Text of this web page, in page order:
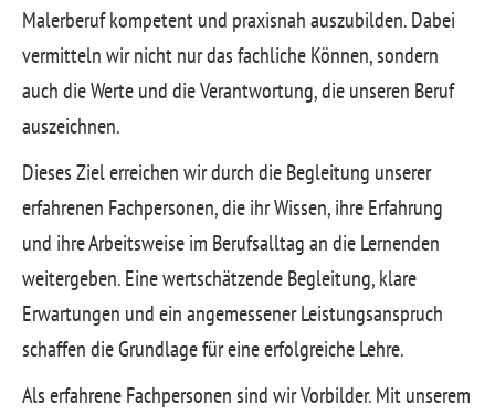
Malerberuf kompetent und praxisnah auszubilden. Dabei
vermitteln wir nicht nur das fachliche Können, sondern
auch die Werte und die Verantwortung, die unseren Beruf
auszeichnen.
Dieses Ziel erreichen wir durch die Begleitung unserer
erfahrenen Fachpersonen, die ihr Wissen, ihre Erfahrung
und ihre Arbeitsweise im Berufsalltag an die Lernenden
weitergeben. Eine wertschätzende Begleitung, klare
Erwartungen und ein angemessener Leistungsanspruch
schaffen die Grundlage für eine erfolgreiche Lehre.
Als erfahrene Fachpersonen sind wir Vorbilder. Mit unserem